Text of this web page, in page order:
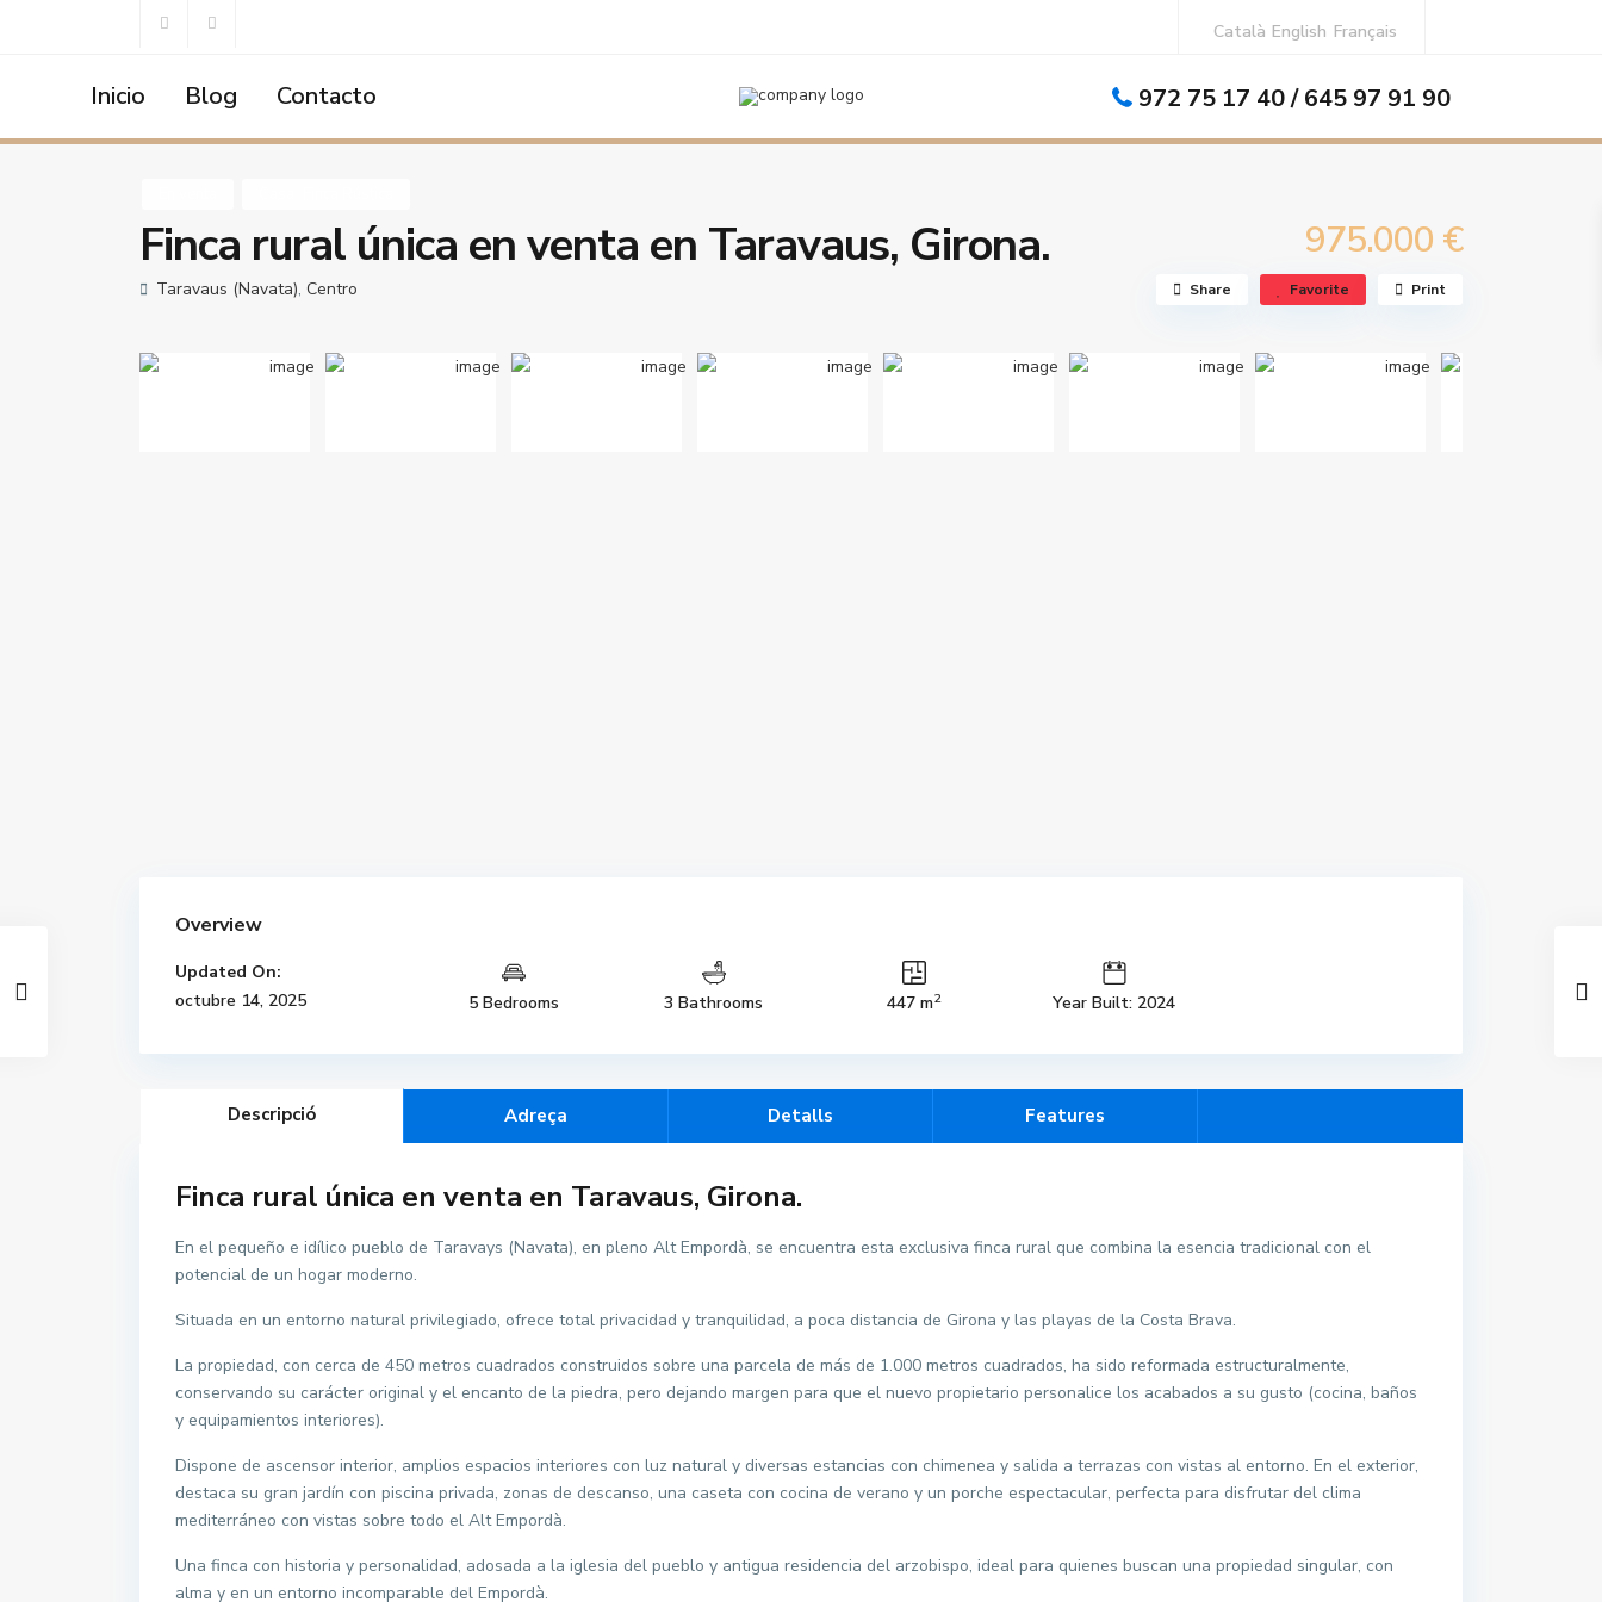
Català English Français
Inicio Blog Contacto 972 75 17 40 / 645 97 91 90
Finca rural única en venta en Taravaus, Girona. 975.000 €
Taravaus (Navata), Centro Share Favorite Print
Overview
Updated On:
octubre 14, 2025
5 Bedrooms 3 Bathrooms 447 m2 Year Built: 2024
Descripció Adreça Detalls Features
Finca rural única en venta en Taravaus, Girona.
En el pequeño e idílico pueblo de Taravays (Navata), en pleno Alt Empordà, se encuentra esta exclusiva finca rural que combina la esencia tradicional con el
potencial de un hogar moderno.
Situada en un entorno natural privilegiado, ofrece total privacidad y tranquilidad, a poca distancia de Girona y las playas de la Costa Brava.
La propiedad, con cerca de 450 metros cuadrados construidos sobre una parcela de más de 1.000 metros cuadrados, ha sido reformada estructuralmente,
conservando su carácter original y el encanto de la piedra, pero dejando margen para que el nuevo propietario personalice los acabados a su gusto (cocina, baños
y equipamientos interiores).
Dispone de ascensor interior, amplios espacios interiores con luz natural y diversas estancias con chimenea y salida a terrazas con vistas al entorno. En el exterior,
destaca su gran jardín con piscina privada, zonas de descanso, una caseta con cocina de verano y un porche espectacular, perfecta para disfrutar del clima
mediterráneo con vistas sobre todo el Alt Empordà.
Una finca con historia y personalidad, adosada a la iglesia del pueblo y antigua residencia del arzobispo, ideal para quienes buscan una propiedad singular, con
alma y en un entorno incomparable del Empordà.